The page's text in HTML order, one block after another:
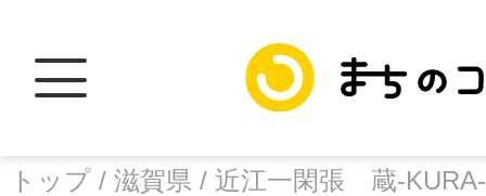
トップ / 滋賀県 / 近江一閑張 蔵-KURA-